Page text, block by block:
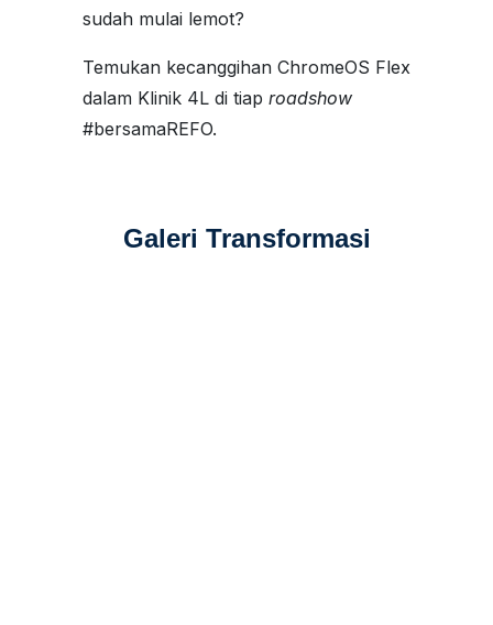
sudah mulai lemot?
Temukan kecanggihan ChromeOS Flex
dalam Klinik 4L di tiap roadshow
#bersamaREFO.
Galeri Transformasi